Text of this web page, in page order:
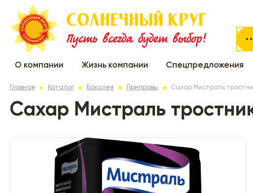
О компании Жизнь компании Спецпредложения
Главная Каталог Бакалея Приправы Сахар Мистраль
Сахар Мистраль